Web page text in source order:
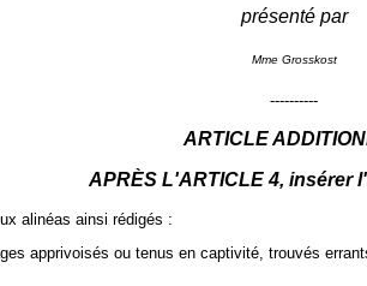
présenté par
Mme Grosskost
----------
ARTICLE
APRÈS L'ARTICLE 4, insérer
alinéas ainsi rédigés :
apprivoisés ou tenus en captivité, trouvés